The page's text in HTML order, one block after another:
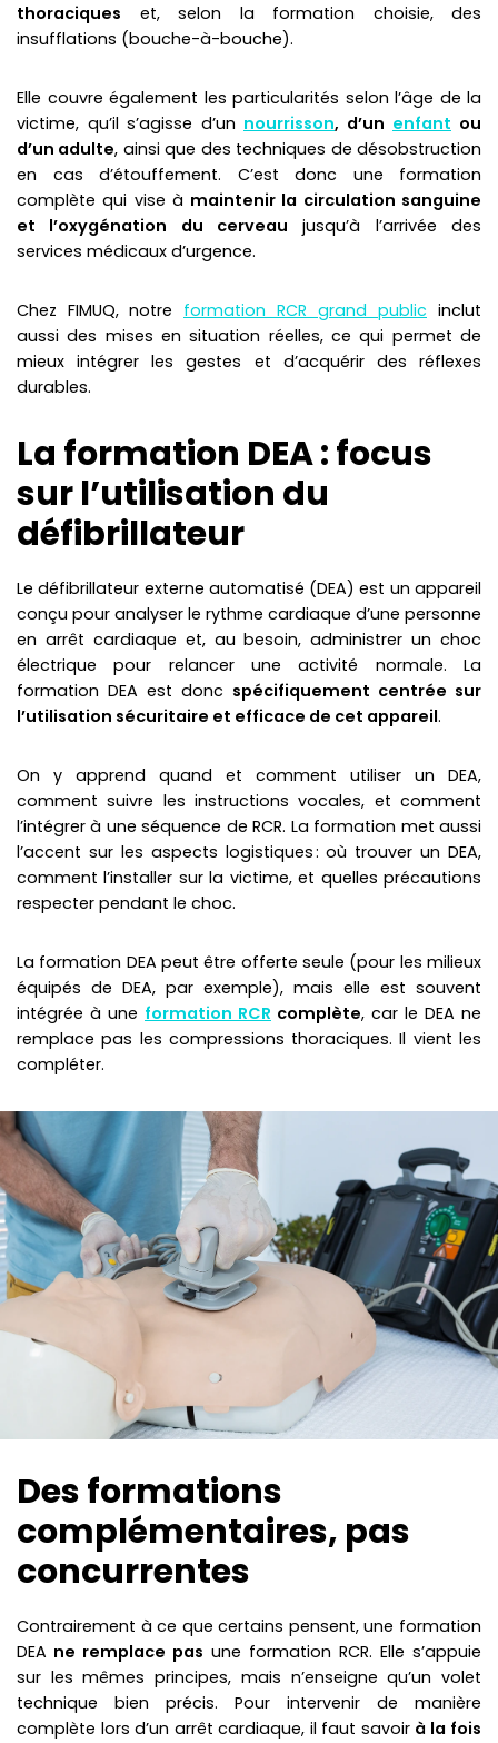
thoraciques et, selon la formation choisie, des
insufflations (bouche-à-bouche).
Elle couvre également les particularités selon l’âge de la
victime, qu’il s’agisse d’un nourrisson, d’un enfant ou
d’un adulte, ainsi que des techniques de désobstruction
en cas d’étouffement. C’est donc une formation
complète qui vise à maintenir la circulation sanguine
et l’oxygénation du cerveau jusqu’à l’arrivée des
services médicaux d’urgence.
Chez FIMUQ, notre formation RCR grand public inclut
aussi des mises en situation réelles, ce qui permet de
mieux intégrer les gestes et d’acquérir des réflexes
durables.
La formation DEA : focus
sur l’utilisation du
défibrillateur
Le défibrillateur externe automatisé (DEA) est un appareil
conçu pour analyser le rythme cardiaque d’une personne
en arrêt cardiaque et, au besoin, administrer un choc
électrique pour relancer une activité normale. La
formation DEA est donc spécifiquement centrée sur
l’utilisation sécuritaire et efficace de cet appareil.
On y apprend quand et comment utiliser un DEA,
comment suivre les instructions vocales, et comment
l’intégrer à une séquence de RCR. La formation met aussi
l’accent sur les aspects logistiques : où trouver un DEA,
comment l’installer sur la victime, et quelles précautions
respecter pendant le choc.
La formation DEA peut être offerte seule (pour les milieux
équipés de DEA, par exemple), mais elle est souvent
intégrée à une formation RCR complète, car le DEA ne
remplace pas les compressions thoraciques. Il vient les
compléter.
Des formations
complémentaires, pas
concurrentes
Contrairement à ce que certains pensent, une formation
DEA ne remplace pas une formation RCR. Elle s’appuie
sur les mêmes principes, mais n’enseigne qu’un volet
technique bien précis. Pour intervenir de manière
complète lors d’un arrêt cardiaque, il faut savoir à la fois